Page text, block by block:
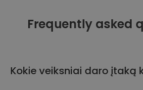
Frequently asked
Kokie veiksniai daro įtaką